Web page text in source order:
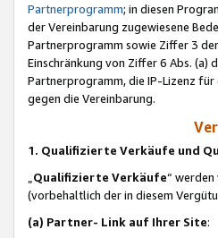
Partnerprogramm; in diesen
der Vereinbarung zugewiesene
Partnerprogramm sowie Ziffer 3
Einschränkung von Ziffer 6 Abs.
Partnerprogramm, die IP-Lizenz
gegen die Vereinbarung.
1. Qualifizierte Verkäufe und
Qualifizierte Verkäufe“
(vorbehaltlich der in diesem
(a) Partner- Link auf Ihrer Site: